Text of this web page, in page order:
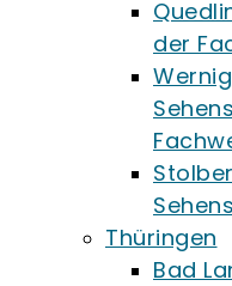
der
Thüringen
Bad